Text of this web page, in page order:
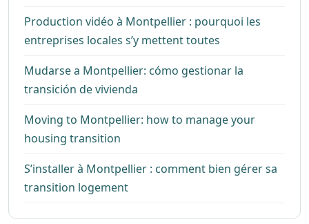
Production vidéo à Montpellier : pourquoi les
entreprises locales s’y mettent toutes
Mudarse a Montpellier: cómo gestionar la
transición de vivienda
Moving to Montpellier: how to manage your
housing transition
S’installer à Montpellier : comment bien gérer sa
transition logement